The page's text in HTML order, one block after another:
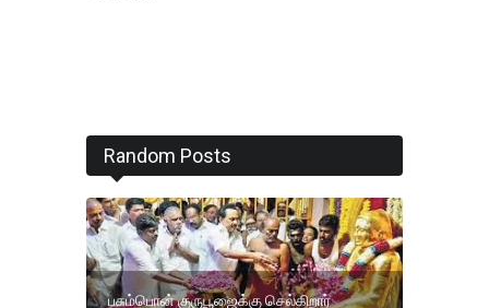
Random Posts
பசும்பொன் குருபூஜைக்கு செல்கிறார்